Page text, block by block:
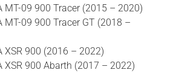
MT-09 900 Tracer (2015 – 2020)
MT-09 900 Tracer GT (2018 –
XSR 900 (2016 – 2022)
XSR 900 Abarth (2017 – 2022)